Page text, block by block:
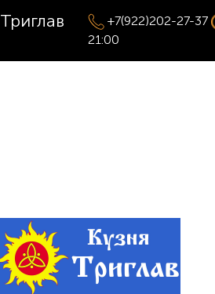
Триглав +7(922)202-27-37
21:00